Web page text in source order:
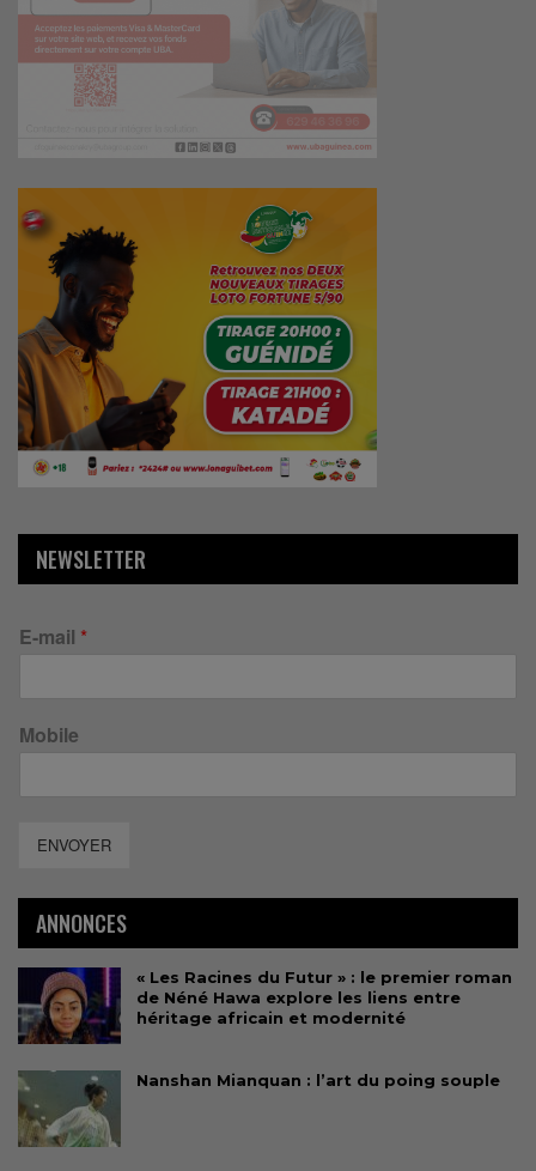
NEWSLETTER
E-mail *
Mobile
ENVOYER
ANNONCES
« Les Racines du Futur » : le premier roman
de Néné Hawa explore les liens entre
héritage africain et modernité
Nanshan Mianquan : l’art du poing souple